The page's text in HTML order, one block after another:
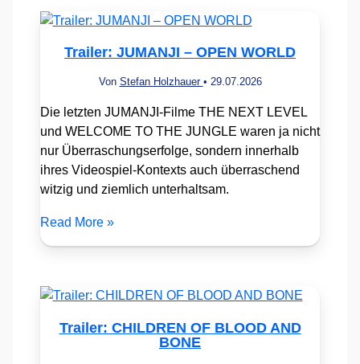
Trailer: JUMANJI – OPEN WORLD
Von Stefan Holzhauer • 29.07.2026
Die letzten JUMANJI-Filme THE NEXT LEVEL
und WELCOME TO THE JUNGLE waren ja nicht
nur Überraschungserfolge, sondern innerhalb
ihres Videospiel-Kontexts auch überraschend
witzig und ziemlich unterhaltsam.
Read More »
Trailer: CHILDREN OF BLOOD AND
BONE